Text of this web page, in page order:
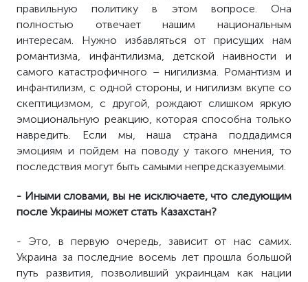
правильную политику в этом вопросе. Она
полностью отвечает нашим национальным
интересам. Нужно избавляться от присущих нам
романтизма, инфантилизма, детской наивности и
самого катастрофичного – нигилизма. Романтизм и
инфантилизм, с одной стороны, и нигилизм вкупе со
скептицизмом, с другой, рождают слишком яркую
эмоциональную реакцию, которая способна только
навредить. Если мы, наша страна поддадимся
эмоциям и пойдем на поводу у такого мнения, то
последствия могут быть самыми непредсказуемыми.
- Иными словами, вы не исключаете, что следующим
после Украины может стать Казахстан?
- Это, в первую очередь, зависит от нас самих.
Украина за последние восемь лет прошла большой
путь развития, позволивший украинцам как нации